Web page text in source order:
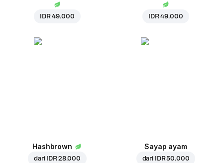
IDR 49.000 IDR 49.000
Hashbrown
dari IDR 28.000
Sayap ayam
dari IDR 50.000